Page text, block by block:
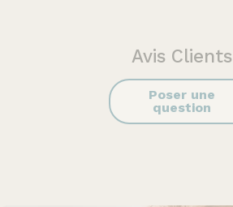
Avis Clients
Poser une
question